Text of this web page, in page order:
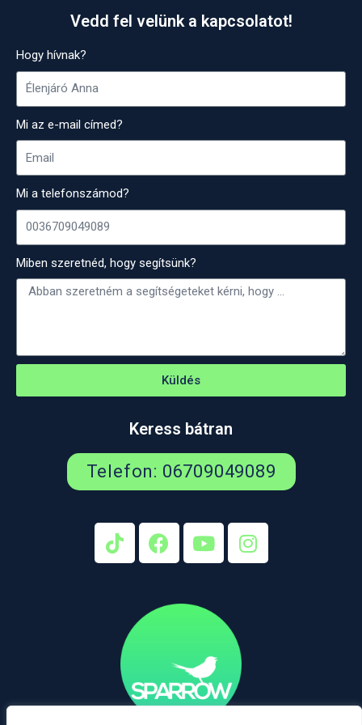
Vedd fel velünk a kapcsolatot!
Hogy hívnak?
Mi az e-mail címed?
Mi a telefonszámod?
Miben szeretnéd, hogy segítsünk?
Küldés
Keress bátran
Telefon: 06709049089